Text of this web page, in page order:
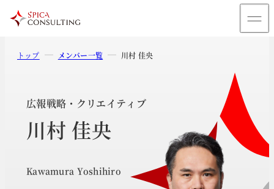
トップ メンバー一覧 川村 佳央
広報戦略・クリエイティブ
川村 佳央
Kawamura Yoshihiro